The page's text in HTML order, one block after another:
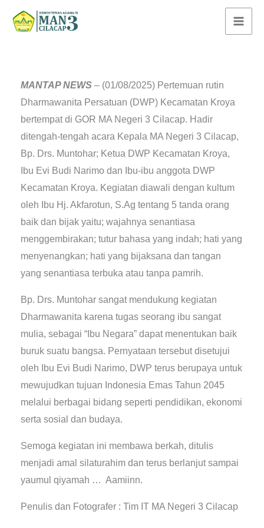
MANTAP NEWS– (01/08/2025) Pertemuan rutin
Dharmawanita Persatuan (DWP) Kecamatan Kroya
bertempat di GOR MA Negeri 3 Cilacap. Hadir
ditengah-tengah acara Kepala MA Negeri 3 Cilacap,
Bp. Drs. Muntohar; Ketua DWP Kecamatan Kroya,
Ibu Evi Budi Narimo dan Ibu-ibu anggota DWP
Kecamatan Kroya. Kegiatan diawali dengan kultum
oleh Ibu Hj. Akfarotun, S.Ag tentang 5 tanda orang
baik dan bijak yaitu; wajahnya senantiasa
menggembirakan; tutur bahasa yang indah; hati yang
menyenangkan; hati yang bijaksana dan tangan
yang senantiasa terbuka atau tanpa pamrih.
Bp. Drs. Muntohar sangat mendukung kegiatan
Dharmawanita karena tugas seorang ibu sangat
mulia, sebagai “Ibu Negara” dapat menentukan baik
buruk suatu bangsa. Pernyataan tersebut disetujui
oleh Ibu Evi Budi Narimo, DWP terus berupaya untuk
mewujudkan tujuan Indonesia Emas Tahun 2045
melalui berbagai bidang seperti pendidikan, ekonomi
serta sosial dan budaya.
Semoga kegiatan ini membawa berkah, ditulis
menjadi amal silaturahim dan terus berlanjut sampai
yaumul qiyamah … Aamiinn.
Penulis dan Fotografer : Tim IT MA Negeri 3 Cilacap